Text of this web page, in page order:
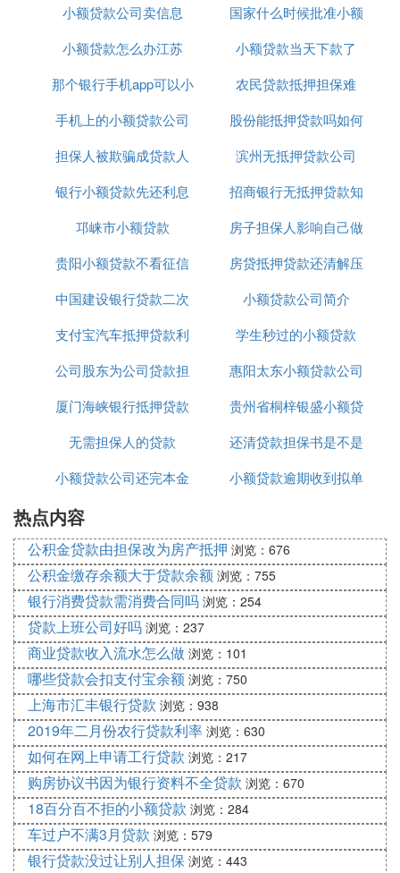
在大家可以承受的范围以内。
款吗
小额贷款公司卖信息
国家什么时候批准小额
贷款
小额贷款怎么办江苏
小额贷款当天下款了
那个银行手机app可以小
额贷款
农民贷款抵押担保难
手机上的小额贷款公司
正规吗
股份能抵押贷款吗如何
办理
担保人被欺骗成贷款人
滨州无抵押贷款公司
银行小额贷款先还利息
到期付本金
招商银行无抵押贷款知
识介绍
邛崃市小额贷款
房子担保人影响自己做
贷款吗
贵阳小额贷款不看征信
房贷抵押贷款还清解压
中国建设银行贷款二次
抵押利率是多少
小额贷款公司简介
支付宝汽车抵押贷款利
息8厘
学生秒过的小额贷款
公司股东为公司贷款担
保
惠阳太东小额贷款公司
电话
厦门海峡银行抵押贷款
利息
贵州省桐梓银盛小额贷
款有限公司
无需担保人的贷款
还清贷款担保书是不是
取回
小额贷款公司还完本金
小额贷款逾期收到拟单
热点内容
公积金贷款由担保改为房产抵押 浏览：676
公积金缴存余额大于贷款余额 浏览：755
银行消费贷款需消费合同吗 浏览：254
贷款上班公司好吗 浏览：237
商业贷款收入流水怎么做 浏览：101
哪些贷款会扣支付宝余额 浏览：750
上海市汇丰银行贷款 浏览：938
2019年二月份农行贷款利率 浏览：630
如何在网上申请工行贷款 浏览：217
购房协议书因为银行资料不全贷款 浏览：670
18百分百不拒的小额贷款 浏览：284
车过户不满3月贷款 浏览：579
银行贷款没过让别人担保 浏览：443